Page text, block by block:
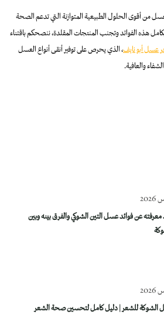
من أقوى الحلول الطبيعية المتوازنة التي تدعم الصحة
هذه الفوائد وتجنب المنتجات المقلدة، ننصحكم باقتناء
عسل أبو نايف، الذي يحرص على توفير أنقى أنواع العسل
والعافية.
معرفته عن فوائد عسل التين الشوكي والفرق بينه وبين
الشوكة للشعر | دليل كامل لتحسين صحة الشعر